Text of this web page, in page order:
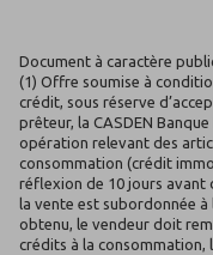
Document à caractère
(1) Offre soumise à
crédit, sous réserve
prêteur, la CASDEN
opération relevant des
consommation (crédit
réflexion de 10 jours avant
la vente est subordonnée à
obtenu, le vendeur doit
crédits à la consommation,